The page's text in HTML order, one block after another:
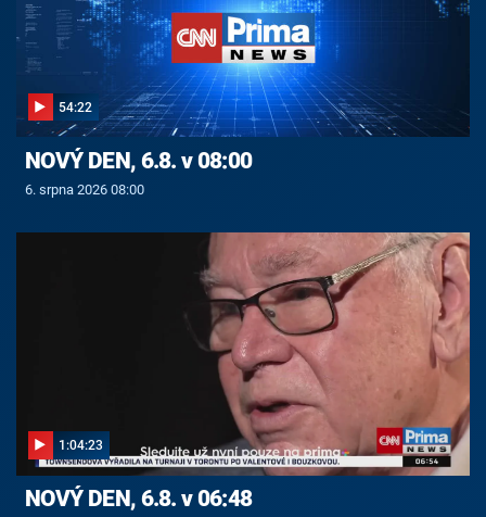
54:22
NOVÝ DEN, 6.8. v 08:00
6. srpna 2026 08:00
1:04:23
NOVÝ DEN, 6.8. v 06:48